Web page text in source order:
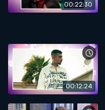
00:22:30
00:12:24